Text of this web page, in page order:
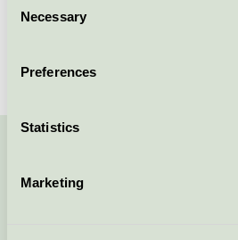
Selection
Necessary
Preferences
Statistics
Marketing